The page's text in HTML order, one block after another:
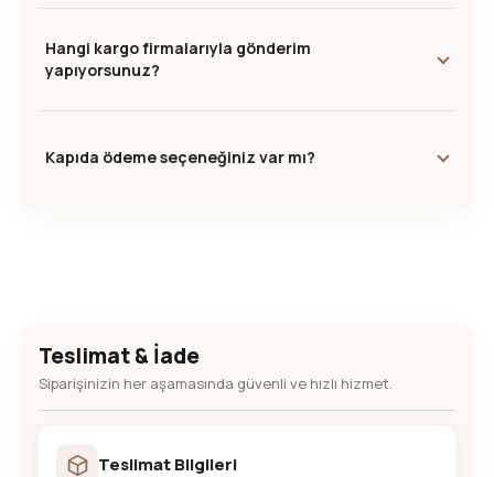
Hangi kargo firmalarıyla gönderim
yapıyorsunuz?
Kapıda ödeme seçeneğiniz var mı?
Teslimat & İade
Siparişinizin her aşamasında güvenli ve hızlı hizmet.
Teslimat Bilgileri